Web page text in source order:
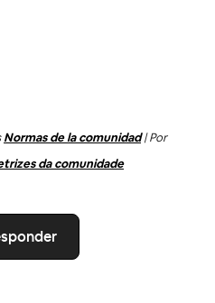
Normas de la comunidad| Por
da comunidade